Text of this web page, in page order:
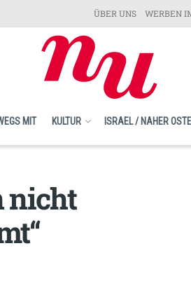
ÜBER UNS WERBEN
MIT KULTUR ISRAEL / NAHER
nicht